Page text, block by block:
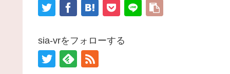
sia-vrをフォローする